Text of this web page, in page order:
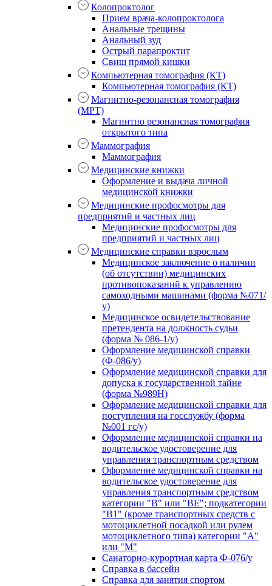
Колопроктолог
Прием врача-колопроктолога
Анальные трещины
Анальный зуд
Острый парапроктит
Свищ прямой кишки
Компьютерная томография (КТ)
Компьютерная томография (КТ)
Магнитно-резонансная томография
(МРТ)
Магнитно резонансная томография
открытого типа
Маммография
Маммография
Медицинские книжки
Оформление и выдача личной
медицинской книжки
Медицинские профосмотры для
предприятий и частных лиц
Медицинские профосмотры для
предприятий и частных лиц
Медицинские справки взрослым
Медицинское заключение о наличии
(об отсутствии) медицинских
противопоказаний к управлению
самоходными машинами (форма №071/
у)
Медицинское освидетельствование
претендента на должность судьи
(форма № 086-1/у)
Оформление медицинской справки
(Ф-086/у)
Оформление медицинской справки для
допуска к государственной тайне
(форма №989Н)
Оформление медицинской справки для
поступления на госслужбу (форма
№001 гс/у)
Оформление медицинской справки на
водительское удостоверение для
управления транспортным средством
Оформление медицинской справки на
водительское удостоверение для
управления транспортным средством
категории "В" или "BE"; подкатегории
"В1" (кроме транспортных средств с
мотоциклетной посадкой или рулем
мотоциклетного типа) категории "А"
или "М"
Санаторно-курортная карта Ф-076/у
Справка в бассейн
Справка для занятия спортом